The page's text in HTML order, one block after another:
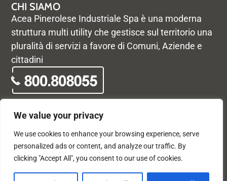
We value your privacy
We use cookies to enhance your browsing experience, serve
personalized ads or content, and analyze our traffic. By
clicking "Accept All", you consent to our use of cookies.
CHI SIAMO
Acea Pinerolese Industriale Spa è una moderna
struttura multi utility che gestisce sul territorio una
pluralità di servizi a favore di Comuni, Aziende e
cittadini
© Acea Pinerolese Industriale S.p.a. – Tutti i diritti riservati. Via
Vigone 42 - 10064 Pinerolo - P. Iva e Registro delle imprese di
Torino 05059960012 - Capitale Sociale
33.915.698,68 REA di Torino: 680448